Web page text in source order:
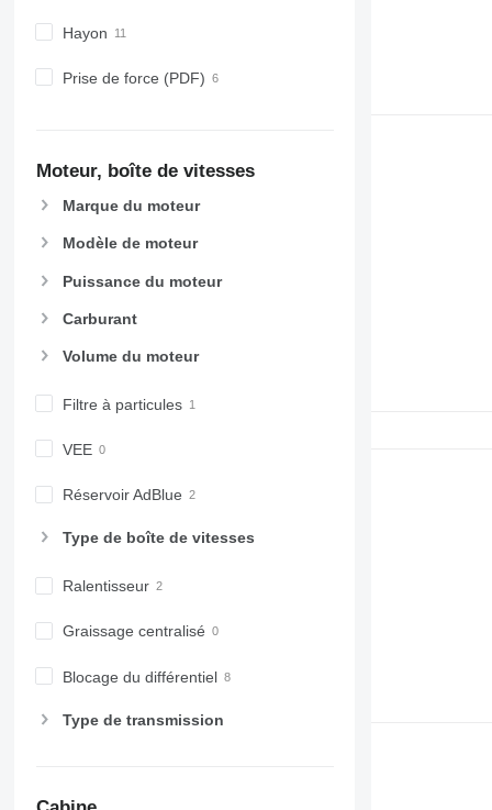
Hayon
Prise de force (PDF)
Moteur, boîte de vitesses
Marque du moteur
Modèle de moteur
Puissance du moteur
Carburant
Volume du moteur
Filtre à particules
VEE
Réservoir AdBlue
Type de boîte de vitesses
Ralentisseur
Graissage centralisé
Blocage du différentiel
Type de transmission